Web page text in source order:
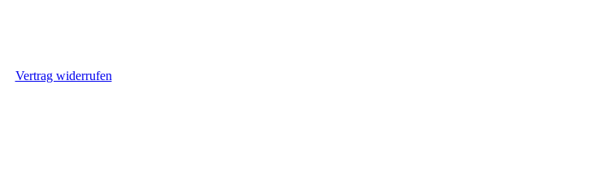
Vertrag widerrufen